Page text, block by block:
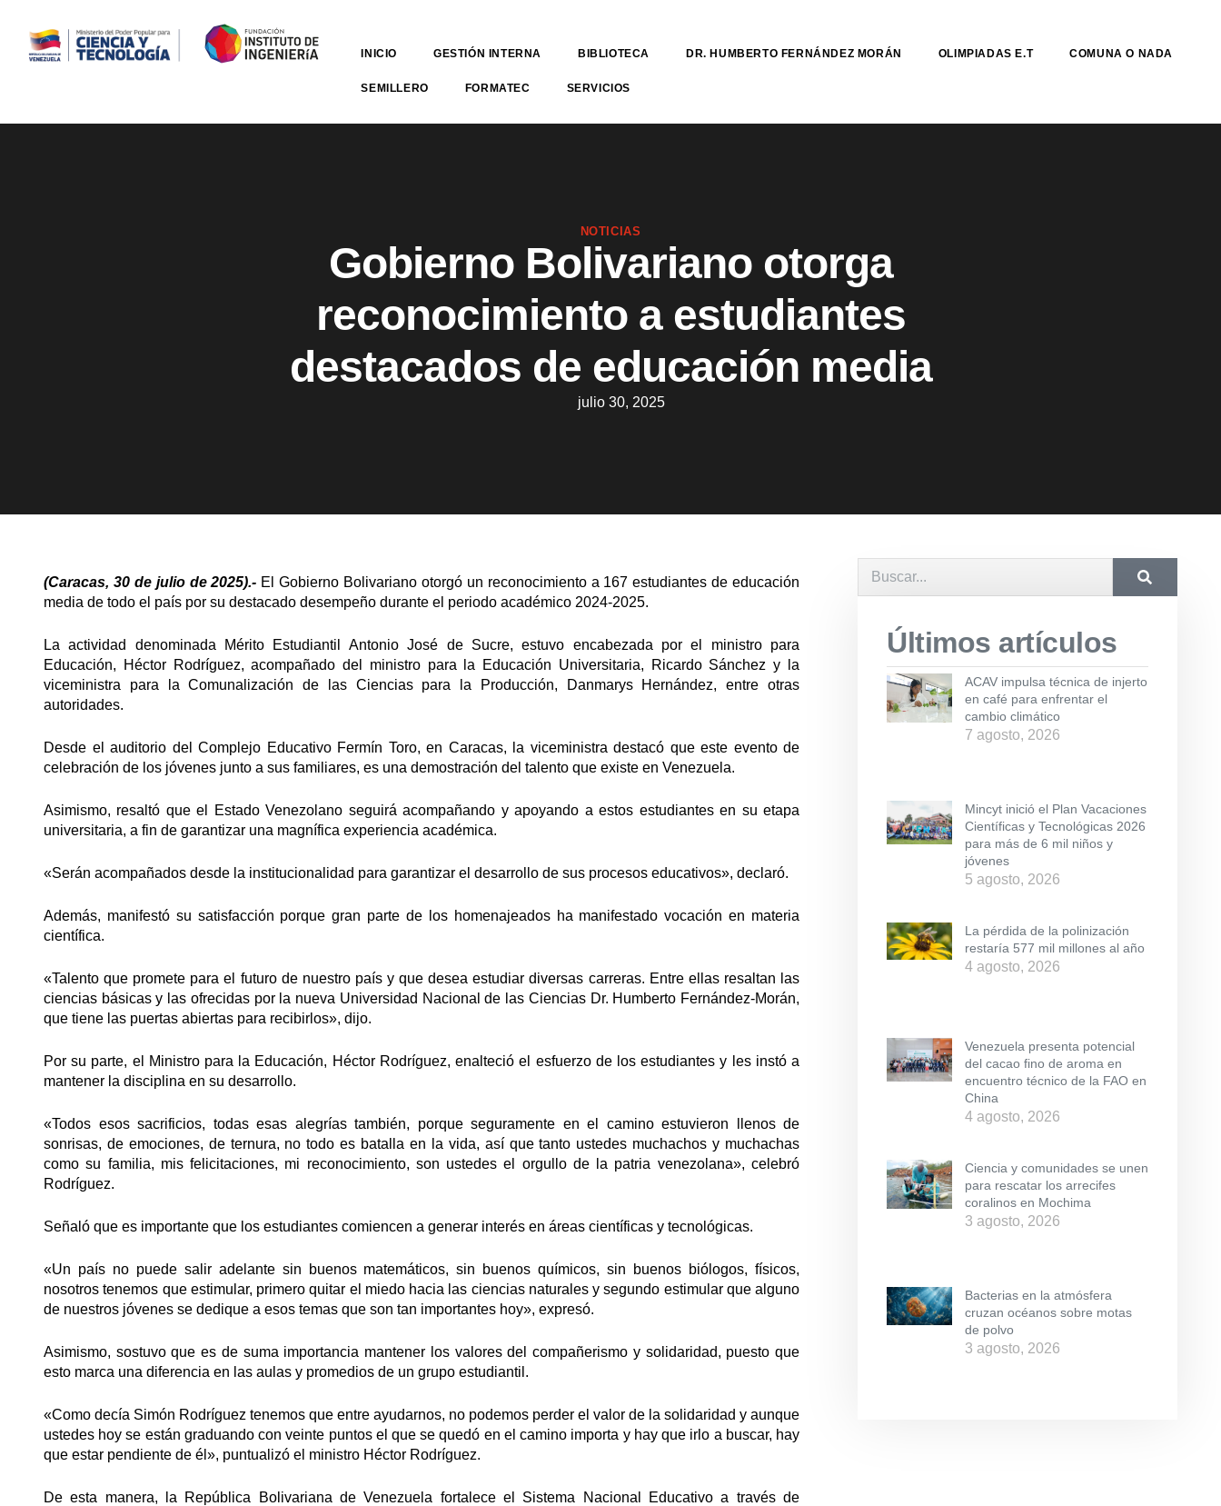
INICIO GESTIÓN INTERNA BIBLIOTECA DR. HUMBERTO FERNÁNDEZ MORÁN OLIMPIADAS E.T COMUNA O NADA
SEMILLERO FORMATEC SERVICIOS
NOTICIAS
Gobierno Bolivariano otorga
reconocimiento a estudiantes
destacados de educación media
julio 30, 2025
(Caracas, 30 de julio de 2025).- El Gobierno Bolivariano otorgó un reconocimiento a 167 estudiantes de educación
media de todo el país por su destacado desempeño durante el periodo académico 2024-2025.
La actividad denominada Mérito Estudiantil Antonio José de Sucre, estuvo encabezada por el ministro para
Educación, Héctor Rodríguez, acompañado del ministro para la Educación Universitaria, Ricardo Sánchez y la
viceministra para la Comunalización de las Ciencias para la Producción, Danmarys Hernández, entre otras
autoridades.
Desde el auditorio del Complejo Educativo Fermín Toro, en Caracas, la viceministra destacó que este evento de
celebración de los jóvenes junto a sus familiares, es una demostración del talento que existe en Venezuela.
Asimismo, resaltó que el Estado Venezolano seguirá acompañando y apoyando a estos estudiantes en su etapa
universitaria, a fin de garantizar una magnífica experiencia académica.
«Serán acompañados desde la institucionalidad para garantizar el desarrollo de sus procesos educativos», declaró.
Además, manifestó su satisfacción porque gran parte de los homenajeados ha manifestado vocación en materia
científica.
«Talento que promete para el futuro de nuestro país y que desea estudiar diversas carreras. Entre ellas resaltan las
ciencias básicas y las ofrecidas por la nueva Universidad Nacional de las Ciencias Dr. Humberto Fernández-Morán,
que tiene las puertas abiertas para recibirlos», dijo.
Por su parte, el Ministro para la Educación, Héctor Rodríguez, enalteció el esfuerzo de los estudiantes y les instó a
mantener la disciplina en su desarrollo.
«Todos esos sacrificios, todas esas alegrías también, porque seguramente en el camino estuvieron llenos de
sonrisas, de emociones, de ternura, no todo es batalla en la vida, así que tanto ustedes muchachos y muchachas
como su familia, mis felicitaciones, mi reconocimiento, son ustedes el orgullo de la patria venezolana», celebró
Rodríguez.
Señaló que es importante que los estudiantes comiencen a generar interés en áreas científicas y tecnológicas.
«Un país no puede salir adelante sin buenos matemáticos, sin buenos químicos, sin buenos biólogos, físicos,
nosotros tenemos que estimular, primero quitar el miedo hacia las ciencias naturales y segundo estimular que alguno
de nuestros jóvenes se dedique a esos temas que son tan importantes hoy», expresó.
Asimismo, sostuvo que es de suma importancia mantener los valores del compañerismo y solidaridad, puesto que
esto marca una diferencia en las aulas y promedios de un grupo estudiantil.
«Como decía Simón Rodríguez tenemos que entre ayudarnos, no podemos perder el valor de la solidaridad y aunque
ustedes hoy se están graduando con veinte puntos el que se quedó en el camino importa y hay que irlo a buscar, hay
que estar pendiente de él», puntualizó el ministro Héctor Rodríguez.
De esta manera, la República Bolivariana de Venezuela fortalece el Sistema Nacional Educativo a través de
Últimos artículos
ACAV impulsa técnica de injerto
en café para enfrentar el
cambio climático
7 agosto, 2026
Mincyt inició el Plan Vacaciones
Científicas y Tecnológicas 2026
para más de 6 mil niños y
jóvenes
5 agosto, 2026
La pérdida de la polinización
restaría 577 mil millones al año
4 agosto, 2026
Venezuela presenta potencial
del cacao fino de aroma en
encuentro técnico de la FAO en
China
4 agosto, 2026
Ciencia y comunidades se unen
para rescatar los arrecifes
coralinos en Mochima
3 agosto, 2026
Bacterias en la atmósfera
cruzan océanos sobre motas
de polvo
3 agosto, 2026